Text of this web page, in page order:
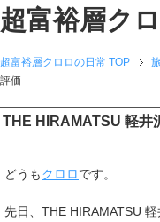
超富裕層ク
超富裕層クロロの日常 TOP
評価
THE HIRAMATSU 軽井
どうもクロロです。
先日、THE HIRAMATSU